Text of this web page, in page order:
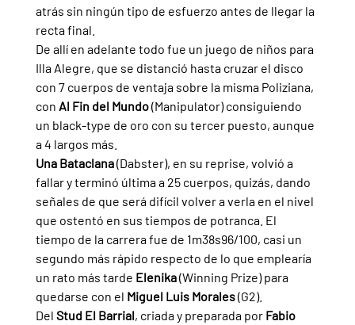
atrás sin ningún tipo de esfuerzo antes de llegar la
recta final.
De allí en adelante todo fue un juego de niños para
Illa Alegre, que se distanció hasta cruzar el disco
con 7 cuerpos de ventaja sobre la misma Poliziana,
con Al Fin del Mundo (Manipulator) consiguiendo
un black-type de oro con su tercer puesto, aunque
a 4 largos más.
Una Bataclana (Dabster), en su reprise, volvió a
fallar y terminó última a 25 cuerpos, quizás, dando
señales de que será difícil volver a verla en el nivel
que ostentó en sus tiempos de potranca. El
tiempo de la carrera fue de 1m38s96/100, casi un
segundo más rápido respecto de lo que emplearía
un rato más tarde Elenika (Winning Prize) para
quedarse con el Miguel Luis Morales (G2).
Del Stud El Barrial, criada y preparada por Fabio